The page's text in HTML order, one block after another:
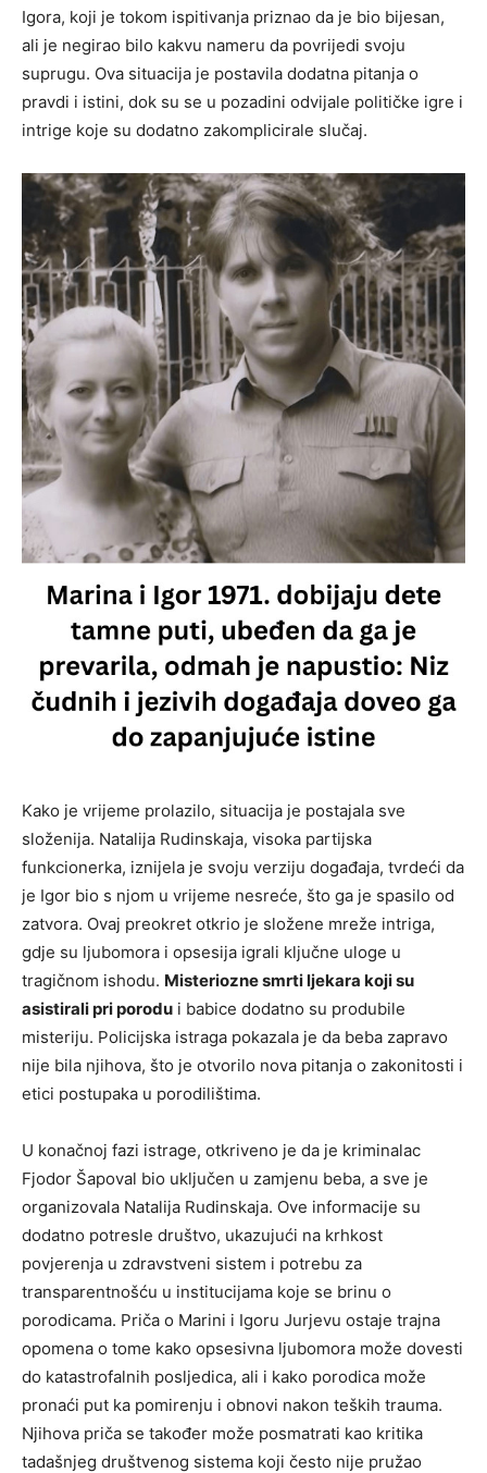
Igora, koji je tokom ispitivanja priznao da je bio bijesan,
ali je negirao bilo kakvu nameru da povrijedi svoju
suprugu. Ova situacija je postavila dodatna pitanja o
pravdi i istini, dok su se u pozadini odvijale političke igre i
intrige koje su dodatno zakomplicirale slučaj.
Kako je vrijeme prolazilo, situacija je postajala sve
složenija. Natalija Rudinskaja, visoka partijska
funkcionerka, iznijela je svoju verziju događaja, tvrdeći da
je Igor bio s njom u vrijeme nesreće, što ga je spasilo od
zatvora. Ovaj preokret otkrio je složene mreže intriga,
gdje su ljubomora i opsesija igrali ključne uloge u
tragičnom ishodu. Misteriozne smrti ljekara koji su
asistirali pri porodu i babice dodatno su produbile
misteriju. Policijska istraga pokazala je da beba zapravo
nije bila njihova, što je otvorilo nova pitanja o zakonitosti i
etici postupaka u porodilištima.
U konačnoj fazi istrage, otkriveno je da je kriminalac
Fjodor Šapoval bio uključen u zamjenu beba, a sve je
organizovala Natalija Rudinskaja. Ove informacije su
dodatno potresle društvo, ukazujući na krhkost
povjerenja u zdravstveni sistem i potrebu za
transparentnošću u institucijama koje se brinu o
porodicama. Priča o Marini i Igoru Jurjevu ostaje trajna
opomena o tome kako opsesivna ljubomora može dovesti
do katastrofalnih posljedica, ali i kako porodica može
pronaći put ka pomirenju i obnovi nakon teških trauma.
Njihova priča se također može posmatrati kao kritika
tadašnjeg društvenog sistema koji često nije pružao